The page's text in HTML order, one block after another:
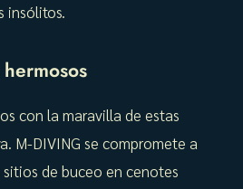
insólitos.
con la maravilla de estas
M-DIVING se compromete a
de buceo en cenotes